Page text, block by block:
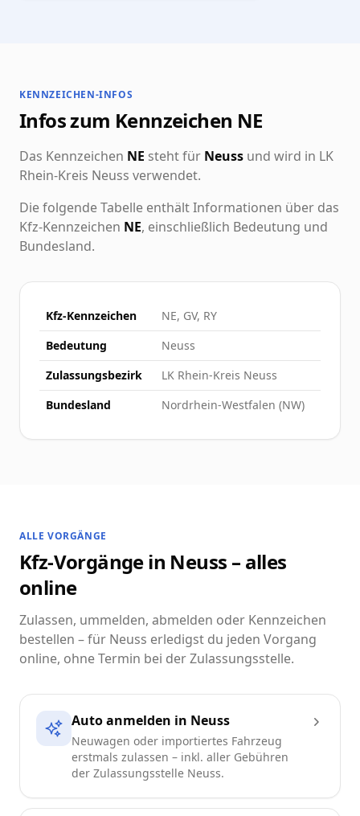
KENNZEICHEN-INFOS
Infos zum Kennzeichen NE
Das Kennzeichen NE steht für Neuss und wird in LK
Rhein-Kreis Neuss verwendet.
Die folgende Tabelle enthält Informationen über das
Kfz-Kennzeichen NE, einschließlich Bedeutung und
Bundesland.
Kfz-Kennzeichen
NE, GV, RY
Bedeutung
Neuss
Zulassungsbezirk
LK Rhein-Kreis Neuss
Bundesland
Nordrhein-Westfalen (NW)
ALLE VORGÄNGE
Kfz-Vorgänge in Neuss – alles
online
Zulassen, ummelden, abmelden oder Kennzeichen
bestellen – für Neuss erledigst du jeden Vorgang
online, ohne Termin bei der Zulassungsstelle.
Auto anmelden in Neuss
Neuwagen oder importiertes Fahrzeug
erstmals zulassen – inkl. aller Gebühren
der Zulassungsstelle Neuss.